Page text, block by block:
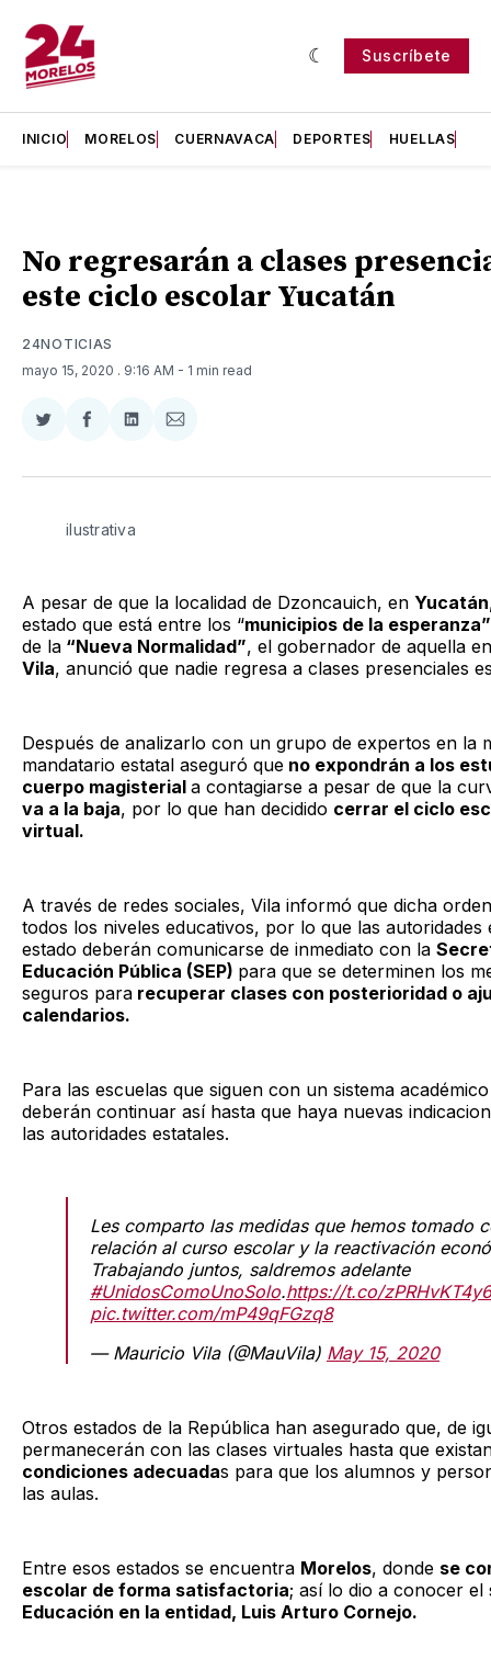
Suscríbete
INICIO MORELOS CUERNAVACA DEPORTES HUELLAS
No regresarán a clases
este ciclo escolar Yucatán
24NOTICIAS
mayo 15, 2020 . 9:16 AM - 1 min read
Compartir
Twitter
Compartir
Facebook
Compartir
LinkedIn
Compartir
Email
ilustrativa
A pesar de que la localidad de Dzoncauich, en Yucatán
estado que está entre los “municipios de la
de la “Nueva Normalidad”, el gobernador de aquella
Vila, anunció que nadie regresa a clases presenciales
Después de analizarlo con un grupo de expertos en la
mandatario estatal aseguró que no expondrán a los
cuerpo magisterial a contagiarse a pesar de que la
va a la baja, por lo que han decidido cerrar el ciclo
virtual.
A través de redes sociales, Vila informó que dicha
todos los niveles educativos, por lo que las autoridades
estado deberán comunicarse de inmediato con la
Educación Pública (SEP) para que se determinen los
seguros para recuperar clases con posterioridad o
calendarios.
Para las escuelas que siguen con un sistema
deberán continuar así hasta que haya nuevas
las autoridades estatales.
Les comparto las medidas que hemos tomado
relación al curso escolar y la reactivación
Trabajando juntos, saldremos adelante
#UnidosComoUnoSolo.https://t.co/zPRHvKT4y6
pic.twitter.com/mP49qFGzq8
— Mauricio Vila (@MauVila) May 15, 2020
Otros estados de la República han asegurado que, de
permanecerán con las clases virtuales hasta que
condiciones adecuadas para que los alumnos y
las aulas.
Entre esos estados se encuentra Morelos, donde se
escolar de forma satisfactoria; así lo dio a conocer el
Educación en la entidad, Luis Arturo Cornejo.